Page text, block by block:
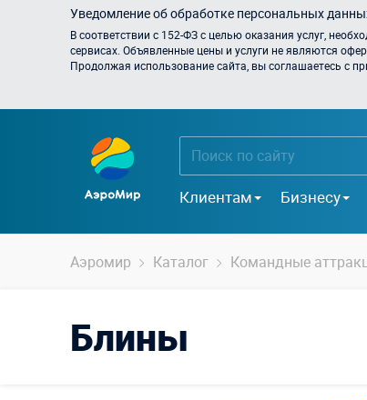
Уведомление об обработке персональных
В соответствии с 152-ФЗ с целью оказания услуг,
сервисах. Объявленные цены и услуги не являются
Продолжая использование сайта, вы соглашаетесь с
Клиентам Бизнесу
Аэромир Каталог Командные
Блины